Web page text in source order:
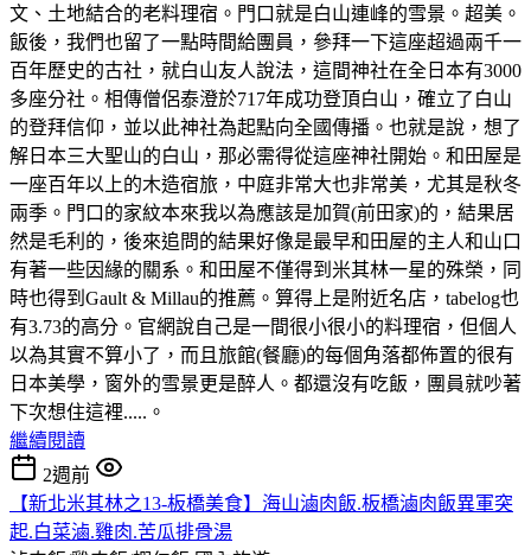
文、土地結合的老料理宿。門口就是白山連峰的雪景。超美。
飯後，我們也留了一點時間給團員，參拜一下這座超過兩千一
百年歷史的古社，就白山友人說法，這間神社在全日本有3000
多座分社。相傳僧侶泰澄於717年成功登頂白山，確立了白山
的登拜信仰，並以此神社為起點向全國傳播。也就是說，想了
解日本三大聖山的白山，那必需得從這座神社開始。和田屋是
一座百年以上的木造宿旅，中庭非常大也非常美，尤其是秋冬
兩季。門口的家紋本來我以為應該是加賀(前田家)的，結果居
然是毛利的，後來追問的結果好像是最早和田屋的主人和山口
有著一些因緣的關系。和田屋不僅得到米其林一星的殊榮，同
時也得到Gault & Millau的推薦。算得上是附近名店，tabelog也
有3.73的高分。官網說自己是一間很小很小的料理宿，但個人
以為其實不算小了，而且旅館(餐廳)的每個角落都佈置的很有
日本美學，窗外的雪景更是醉人。都還沒有吃飯，團員就吵著
下次想住這裡.....。
繼續閱讀
2週前
【新北米其林之13-板橋美食】海山滷肉飯.板橋滷肉飯異軍突
起.白菜滷.雞肉.苦瓜排骨湯